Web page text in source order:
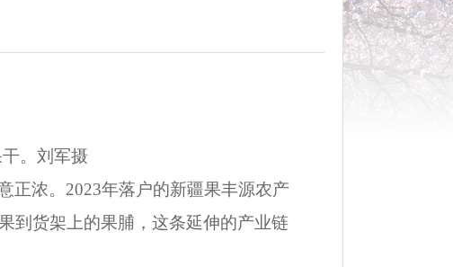
。刘军摄
正浓。2023年落户的新疆果丰源农产
到货架上的果脯，这条延伸的产业链